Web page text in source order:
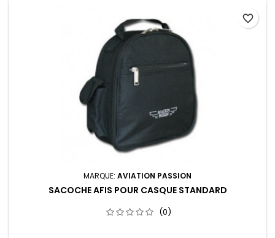
MARQUE: AVIATION PASSION
SACOCHE AFIS POUR CASQUE STANDARD
(0)
favorite_border